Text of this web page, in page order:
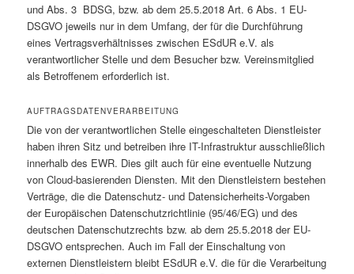
und Abs. 3 BDSG, bzw. ab dem 25.5.2018 Art. 6 Abs. 1 EU-
DSGVO jeweils nur in dem Umfang, der für die Durchführung
eines Vertragsverhältnisses zwischen ESdUR e.V. als
verantwortlicher Stelle und dem Besucher bzw. Vereinsmitglied
als Betroffenem erforderlich ist.
AUFTRAGSDATENVERARBEITUNG
Die von der verantwortlichen Stelle eingeschalteten Dienstleister
haben ihren Sitz und betreiben ihre IT-Infrastruktur ausschließlich
innerhalb des EWR. Dies gilt auch für eine eventuelle Nutzung
von Cloud-basierenden Diensten. Mit den Dienstleistern bestehen
Verträge, die die Datenschutz- und Datensicherheits-Vorgaben
der Europäischen Datenschutzrichtlinie (95/46/EG) und des
deutschen Datenschutzrechts bzw. ab dem 25.5.2018 der EU-
DSGVO entsprechen. Auch im Fall der Einschaltung von
externen Dienstleistern bleibt ESdUR e.V. die für die Verarbeitung